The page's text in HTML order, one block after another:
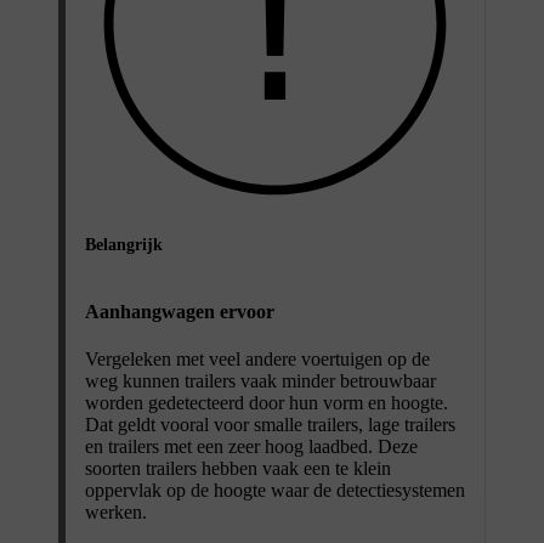
Belangrijk
Aanhangwagen ervoor
Vergeleken met veel andere voertuigen op de
weg kunnen trailers vaak minder betrouwbaar
worden gedetecteerd door hun vorm en hoogte.
Dat geldt vooral voor smalle trailers, lage trailers
en trailers met een zeer hoog laadbed. Deze
soorten trailers hebben vaak een te klein
oppervlak op de hoogte waar de detectiesystemen
werken.